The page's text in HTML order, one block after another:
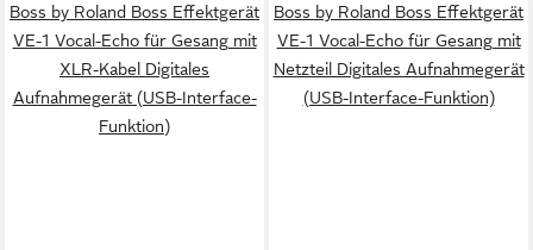
Boss by Roland Boss Effektgerät
VE-1 Vocal-Echo für Gesang mit
XLR-Kabel Digitales
Aufnahmegerät (USB-Interface-
Funktion)
Boss by Roland Boss Effektgerät
VE-1 Vocal-Echo für Gesang mit
Netzteil Digitales Aufnahmegerät
(USB-Interface-Funktion)